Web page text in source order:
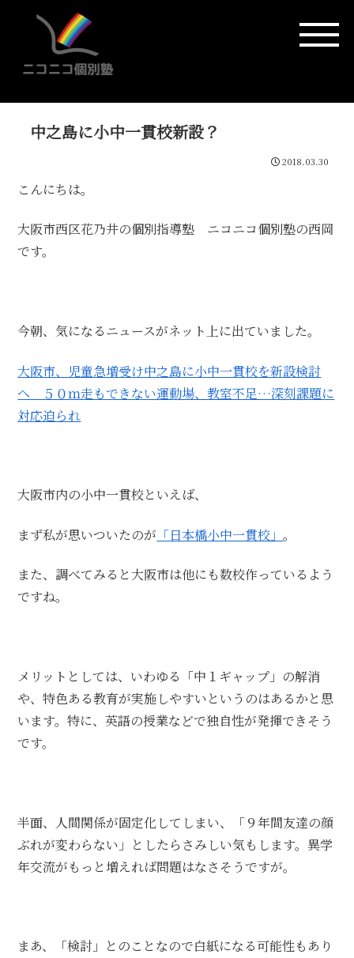
中之島に小中一貫校新設？
2018.03.30
こんにちは。
大阪市西区花乃井の個別指導塾 ニコニコ個別塾の西岡
です。
今朝、気になるニュースがネット上に出ていました。
大阪市、児童急増受け中之島に小中一貫校を新設検討
へ ５０ｍ走もできない運動場、教室不足…深刻課題に
対応迫られ
大阪市内の小中一貫校といえば、
まず私が思いついたのが 「日本橋小中一貫校」。
また、調べてみると大阪市は他にも数校作っているよう
ですね。
メリットとしては、いわゆる「中１ギャップ」の解消
や、特色ある教育が実施しやすいというのはあるかと思
います。特に、英語の授業などで独自性が発揮できそう
です。
半面、人間関係が固定化してしまい、「９年間友達の顔
ぶれが変わらない」としたらさみしい気もします。異学
年交流がもっと増えれば問題はなさそうですが。
まあ、「検討」とのことなので白紙になる可能性もあり